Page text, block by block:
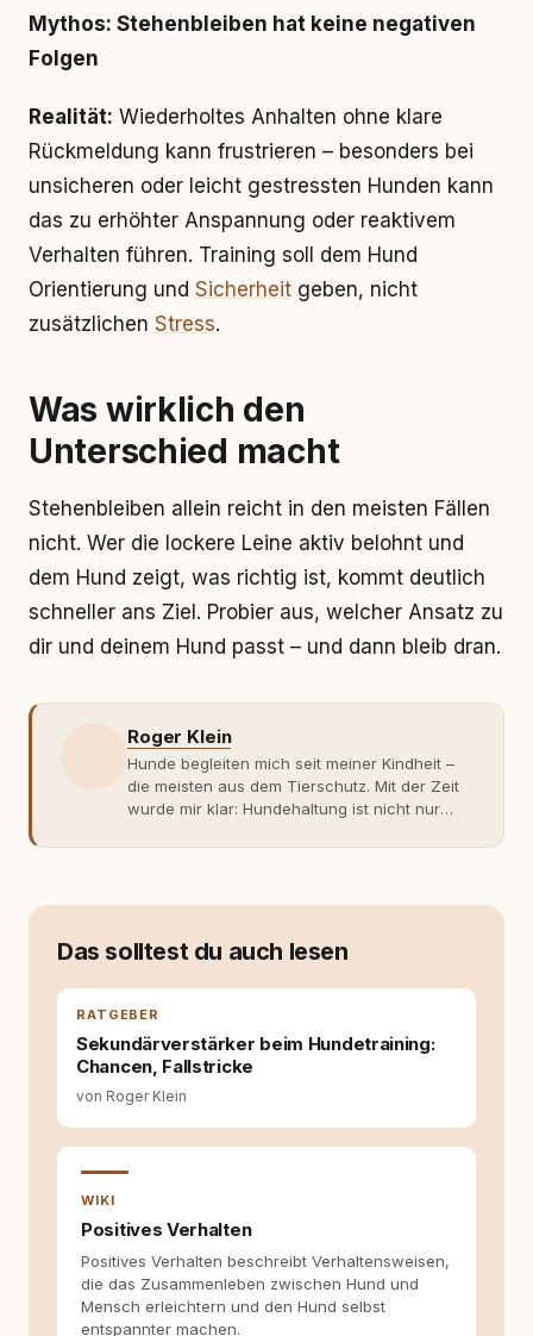
Mythos: Stehenbleiben hat keine negativen
Folgen
Realität: Wiederholtes Anhalten ohne klare
Rückmeldung kann frustrieren – besonders bei
unsicheren oder leicht gestressten Hunden kann
das zu erhöhter Anspannung oder reaktivem
Verhalten führen. Training soll dem Hund
Orientierung und Sicherheit geben, nicht
zusätzlichen Stress.
Was wirklich den
Unterschied macht
Stehenbleiben allein reicht in den meisten Fällen
nicht. Wer die lockere Leine aktiv belohnt und
dem Hund zeigt, was richtig ist, kommt deutlich
schneller ans Ziel. Probier aus, welcher Ansatz zu
dir und deinem Hund passt – und dann bleib dran.
Roger Klein
Hunde begleiten mich seit meiner Kindheit –
die meisten aus dem Tierschutz. Mit der Zeit
wurde mir klar: Hundehaltung ist nicht nur
Fachwissen. Der Wendepunkt kam mit meinem
moderner Hundeerziehung
entsteht echte Bindung dort, wo Verständnis
Wissen ersetzt – nicht umgekehrt. Aus dieser
Entwicklung entstand rundum.dog – ein
Wissens- und Serviceportal für
Hundehalter:innen in Deutschland, Österreich
und der Schweiz. Meine Überzeugung:
Tierschutz beginnt mit Wissen. Wer seinen
Hund versteht, trifft bessere Entscheidungen –
für ein Zusammenleben, das beiden guttut.
Das solltest du auch lesen
RATGEBER
Sekundärverstärker beim Hundetraining:
Chancen, Fallstricke
von Roger Klein
WIKI
Positives Verhalten
Positives Verhalten beschreibt Verhaltensweisen,
die das Zusammenleben zwischen Hund und
Mensch erleichtern und den Hund selbst
entspannter machen.